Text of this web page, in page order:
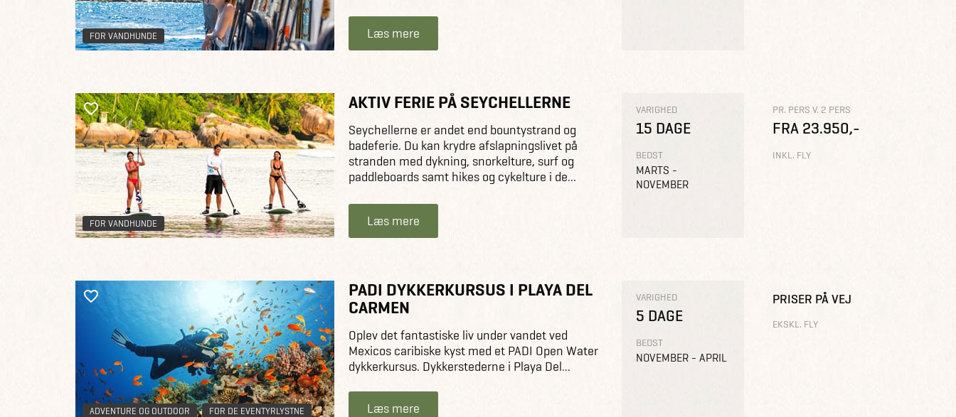
FOR VANDHUNDE Læs mere
FOR VANDHUNDE
AKTIV FERIE PÅ SEYCHELLERNE
Seychellerne er andet end bountystrand og
badeferie. Du kan krydre afslapningslivet på
stranden med dykning, snorkelture, surf og
paddleboards samt hikes og cykelture i de...
Læs mere
VARIGHED
15 DAGE
BEDST
MARTS -
NOVEMBER
PR. PERS V. 2 PERS
FRA 23.950,-
INKL. FLY
ADVENTURE OG OUTDOOR FOR DE EVENTYRLYSTNE
PADI DYKKERKURSUS I PLAYA DEL
CARMEN
Oplev det fantastiske liv under vandet ved
Mexicos caribiske kyst med et PADI Open Water
dykkerkursus. Dykkerstederne i Playa Del...
Læs mere
VARIGHED
5 DAGE
BEDST
NOVEMBER - APRIL
PRISER PÅ VEJ
EKSKL. FLY